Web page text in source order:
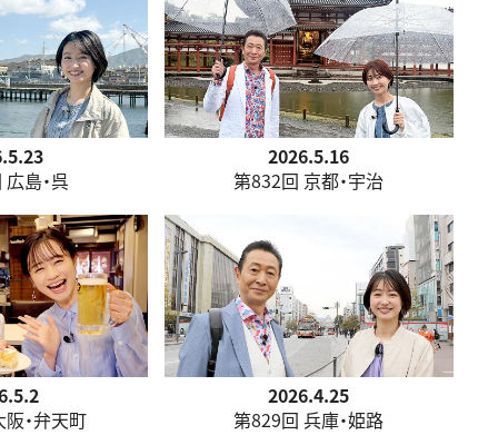
島・呉
2026.5.16
第832回 京都・宇治
・弁天町
2026.4.25
第829回 兵庫・姫路